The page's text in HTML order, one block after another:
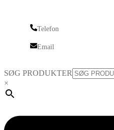
Telefon
Email
SØG PRODUKTER
×